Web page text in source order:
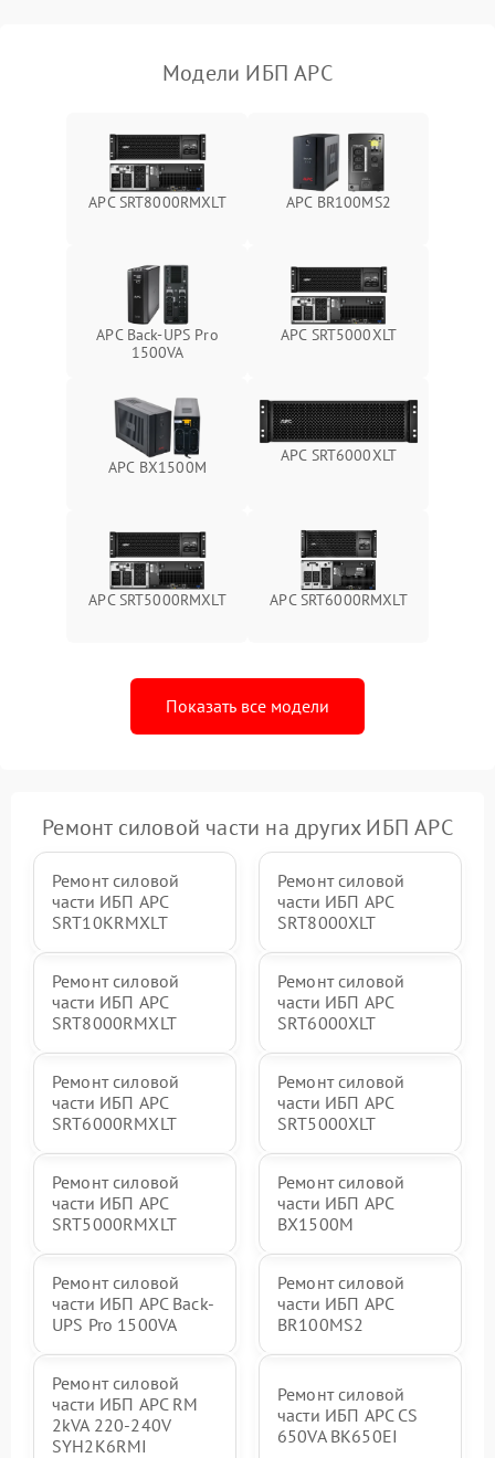
Неисправность системы
стабилизации
Подробнее →
переключения
Неисправность системы
1500 ₽ Подробнее →
Повреждение внутренних
500 ₽ Подробнее →
Неисправность системы
Поломка системы защиты
от перегрузок
Подробнее →
Повреждение системы
защиты от перегрева
перенапряжения
Модели ИБП APC
APC SRT8000RMXLT APC BR100MS2
APC Back-UPS Pro
1500VA
APC SRT5000XLT
APC BX1500M
APC SRT6000XLT
APC SRT5000RMXLT APC SRT6000RMXLT
Показать все модели
Ремонт силовой части на других ИБП APC
Ремонт силовой
части ИБП APC
SRT10KRMXLT
Ремонт силовой
части ИБП APC
SRT8000XLT
Ремонт силовой
части ИБП APC
SRT8000RMXLT
Ремонт силовой
части ИБП APC
SRT6000XLT
Ремонт силовой
части ИБП APC
SRT6000RMXLT
Ремонт силовой
части ИБП APC
SRT5000XLT
Ремонт силовой
части ИБП APC
SRT5000RMXLT
Ремонт силовой
части ИБП APC
BX1500M
Ремонт силовой
части ИБП APC Back-
UPS Pro 1500VA
Ремонт силовой
части ИБП APC
BR100MS2
Ремонт силовой
части ИБП APC RM
2kVA 220-240V
SYH2K6RMI
Ремонт силовой
части ИБП APC CS
650VA BK650EI